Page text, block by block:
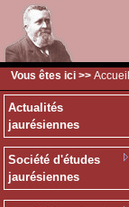
Vous êtes ici >> Accueil
Actualités
jaurésiennes
Société d'études
jaurésiennes